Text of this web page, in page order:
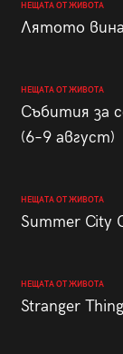
НЕЩАТА ОТ ЖИВОТА
Лятото
НЕЩАТА ОТ ЖИВОТА
Събития за
(6–9 август)
НЕЩАТА ОТ ЖИВОТА
Summer City
НЕЩАТА ОТ ЖИВОТА
Stranger